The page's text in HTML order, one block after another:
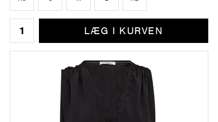
LÆG I KURVEN